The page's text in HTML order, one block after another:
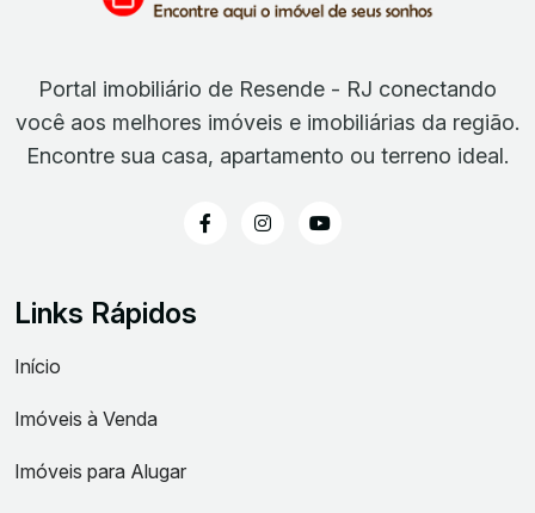
Portal imobiliário de Resende - RJ conectando
você aos melhores imóveis e imobiliárias da região.
Encontre sua casa, apartamento ou terreno ideal.
Links Rápidos
Início
Imóveis à Venda
Imóveis para Alugar